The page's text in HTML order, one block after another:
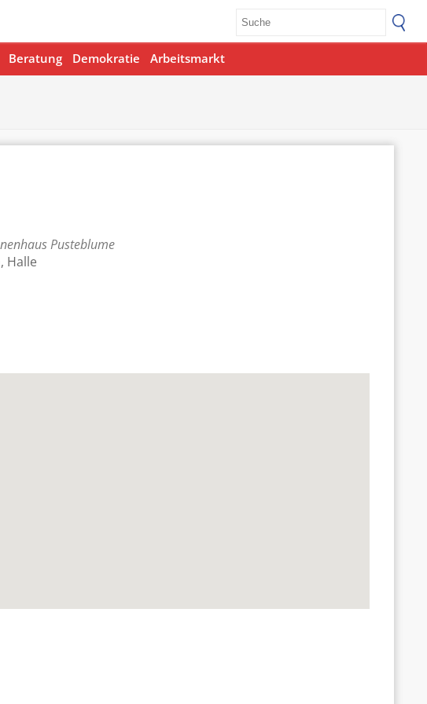
Beratung Demokratie Arbeitsmarkt
Pusteblume
Halle